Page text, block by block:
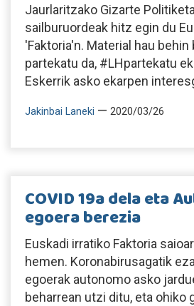
Jaurlaritzako Gizarte
sailburuordeak hitz egin du
'Faktoria'n. Material hau behin
partekatu da, #LHpartekatu
Eskerrik asko ekarpen
Jakinbai Laneki — 2020/03/26
COVID 19a dela eta
egoera berezia
Euskadi irratiko Faktoria
hemen. Koronabirusagatik
egoerak autonomo asko
beharrean utzi ditu, eta ohiko